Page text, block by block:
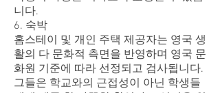
니다.
6. 숙박
홈스테이 및 개인 주택 제공자는 영국 생
활의 다 문화적 측면을 반영하며 영국 문
화원 기준에 따라 선정되고 검사됩니다.
그들은 학교와의 근접성이 아닌 학생들